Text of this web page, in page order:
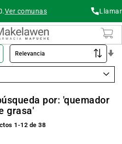
Ver comunas Llamar
por: 'quemador
grasa'
1 -12 de 38